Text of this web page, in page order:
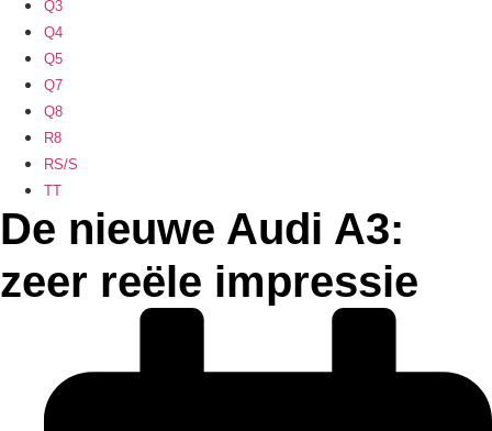
Q3
Q4
Q5
Q7
Q8
R8
RS/S
TT
De nieuwe Audi A3:
zeer reële impressie